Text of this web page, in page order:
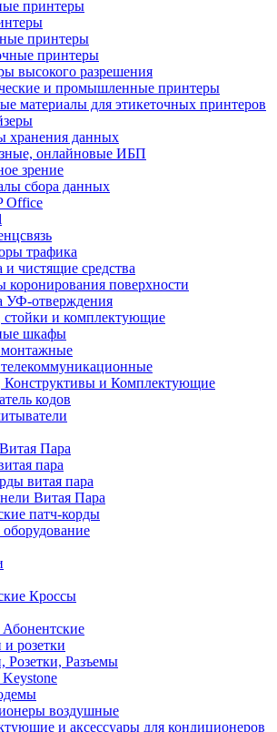
принтеры
принтеры
принтеры
высокого разрешения
и промышленные принтеры
материалы для этикеточных принтеров
хранения данных
онлайновые ИБП
зрение
сбора данных
Office
трафика
и чистящие средства
коронирования поверхности
УФ-отверждения
и комплектующие
шкафы
и Комплектующие
кодов
Пара
пара
витая пара
Витая Пара
патч-корды
оборудование
Кроссы
Абонентские
и розетки
Розетки, Разъемы
воздушные
и аксессуары для кондиционеров